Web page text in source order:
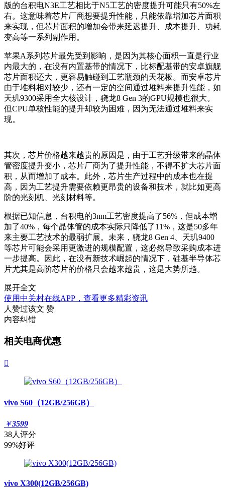
版的台积电N3E工艺相比于N5工艺的密度提升可能只有50%左
右。这意味着芯片厂商想要提升性能，只能依靠增加芯片面积
来实现，但芯片面积的增加会带来延迟提升、成本提升、功耗
变高等一系列副作用。
苹果A系列芯片最先受到影响，是因为其核心面积一直是行业
内最大的，在没有内置基带的情况下，比标配基带的安卓旗舰
芯片面积还大，更容易触碰到工艺瓶颈的天花板。而安卓芯片
由于堆料相对较少，还有一定的空间通过堆料来提升性能，如
天玑9300采用全大核设计，骁龙8 Gen 3的GPU规模也很大。
但CPU单核性能的提升却较为困难，因为无法通过堆料来实
现。
其次，芯片价格越来越贵的原因是，由于工艺升级带来的晶体
管密度提升变小，芯片厂商为了提升性能，不得不扩大芯片面
积，从而增加了成本。此外，芯片生产过程中的成本也在提
高，因为工艺提升需要依赖更昂贵的设备和技术，就比如更高
阶的光刻机、光刻材料等。
根据已知信息，台积电的3nm工艺密度提高了56%，但成本增
加了40%，每个晶体管的成本实际只降低了11%，这是50多年
来主要工艺技术的最弱扩展。未来，骁龙8 Gen 4、天玑9400
等芯片可能会采用更激进的规模配置，这必然导致采购成本进
一步提高。因此，在没有新技术崛起的情况下，硅基半导体芯
片尤其是高阶芯片的价格只会越来越贵，这是大势所趋。
展开全文
使用中关村在线APP，查看更多精彩资讯
人赞过该文 赞
内容纠错
相关电商优惠

vivo S60（12GB/256GB）
￥3599
38人评分
99%好评
vivo X300(12GB/256GB)